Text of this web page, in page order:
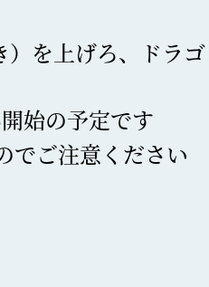
を上げろ、ドラ
始の予定です
でご注意ください